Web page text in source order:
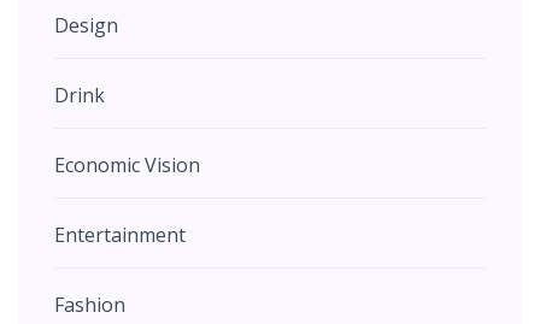
Design
Drink
Economic Vision
Entertainment
Fashion